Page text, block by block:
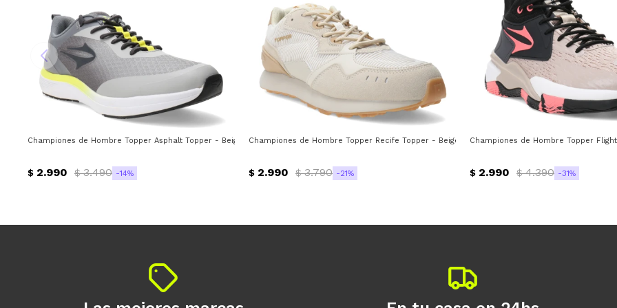
Championes de Hombre Topper Asphalt Topper - Beige - Gris - Verde Lima
$ 2.990 $ 3.490 14
Championes de Hombre Topper Recife Topper - Beige - Marrón
$ 2.990 $ 3.790 21
Championes de Hombre Topper
$ 2.990 $ 4.390 31